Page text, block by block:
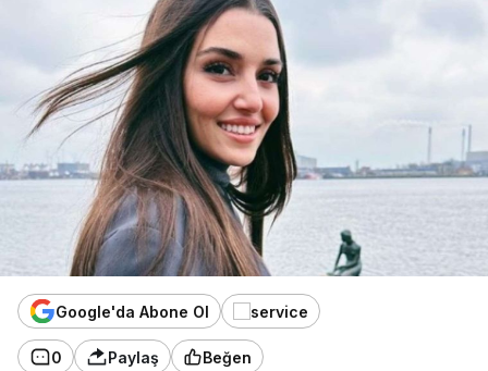
Google'da Abone Ol
0 Paylaş Beğen